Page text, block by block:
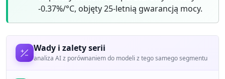
-0.37%/°C, objęty 25-letnią gwarancją mocy.
Wady i zalety serii
analiza AI z porównaniem do modeli z tego samego segmentu